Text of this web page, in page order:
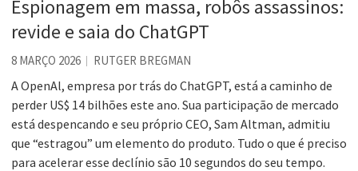
Espionagem em massa, robôs assassinos:
revide e saia do ChatGPT
8 MARÇO 2026 RUTGER BREGMAN
A OpenAl, empresa por trás do ChatGPT, está a caminho de
perder US$ 14 bilhões este ano. Sua participação de mercado
está despencando e seu próprio CEO, Sam Altman, admitiu
que “estragou” um elemento do produto. Tudo o que é preciso
para acelerar esse declínio são 10 segundos do seu tempo.